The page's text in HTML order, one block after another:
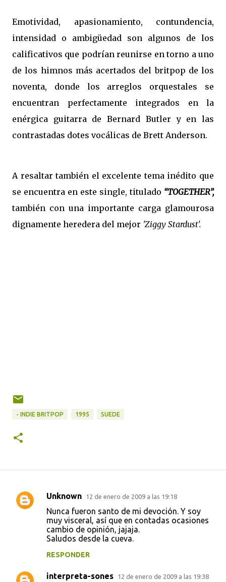
Emotividad, apasionamiento, contundencia,
intensidad o ambigüedad son algunos de los
calificativos que podrían reunirse en torno a uno
de los himnos más acertados del britpop de los
noventa, donde los arreglos orquestales se
encuentran perfectamente integrados en la
enérgica guitarra de Bernard Butler y en las
contrastadas dotes vocálicas de Brett Anderson.
A resaltar también el excelente tema inédito que
se encuentra en este single, titulado “TOGETHER”,
también con una importante carga glamourosa
dignamente heredera del mejor 'Ziggy Stardust'.
- INDIE BRITPOP 1995 SUEDE
C
t
Unknown 12 de enero de 2009 a las 19:18
Nunca fueron santo de mi devoción. Y soy
muy visceral, así que en contadas ocasiones
cambio de opinión, jajaja.
Saludos desde la cueva.
RESPONDER
interpreta-sones 12 de enero de 2009 a las 19:38